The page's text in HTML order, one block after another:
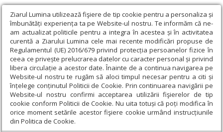
Ziarul Lumina utilizează fişiere de tip cookie pentru a personaliza și
îmbunătăți experiența ta pe Website-ul nostru. Te informăm că ne-
am actualizat politicile pentru a integra în acestea și în activitatea
curentă a Ziarului Lumina cele mai recente modificări propuse de
Regulamentul (UE) 2016/679 privind protecția persoanelor fizice în
ceea ce privește prelucrarea datelor cu caracter personal și privind
libera circulație a acestor date. Înainte de a continua navigarea pe
Website-ul nostru te rugăm să aloci timpul necesar pentru a citi și
înțelege conținutul Politicii de Cookie. Prin continuarea navigării pe
Website-ul nostru confirmi acceptarea utilizării fişierelor de tip
cookie conform Politicii de Cookie. Nu uita totuși că poți modifica în
orice moment setările acestor fişiere cookie urmând instrucțiunile
din Politica de Cookie.
Ziarul Lumina › Educaţie și Cultură › Cultură › O nouă ediție a
Festivalului „George Enescu”
O nouă ediție a Festivalului „George
Enescu”